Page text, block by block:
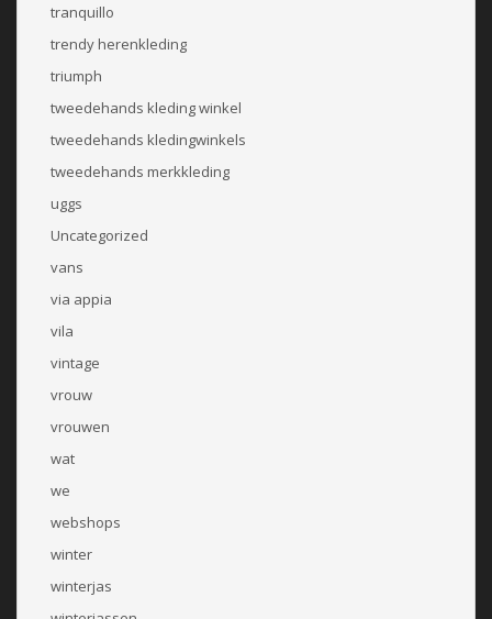
tranquillo
trendy herenkleding
triumph
tweedehands kleding winkel
tweedehands kledingwinkels
tweedehands merkkleding
uggs
Uncategorized
vans
via appia
vila
vintage
vrouw
vrouwen
wat
we
webshops
winter
winterjas